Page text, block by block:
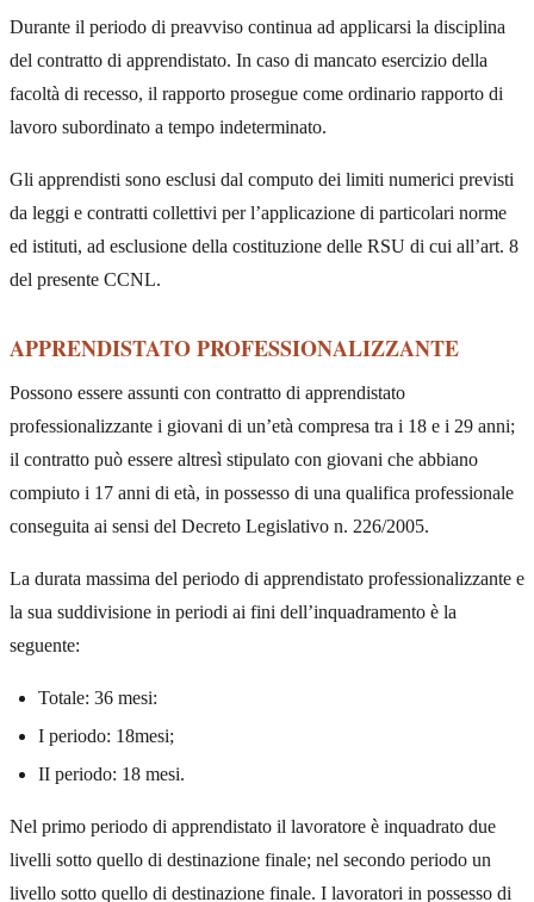
Durante il periodo di preavviso continua ad applicarsi la disciplina
del contratto di apprendistato. In caso di mancato esercizio della
facoltà di recesso, il rapporto prosegue come ordinario rapporto di
lavoro subordinato a tempo indeterminato.
Gli apprendisti sono esclusi dal computo dei limiti numerici previsti
da leggi e contratti collettivi per l’applicazione di particolari norme
ed istituti, ad esclusione della costituzione delle RSU di cui all’art. 8
del presente CCNL.
APPRENDISTATO PROFESSIONALIZZANTE
Possono essere assunti con contratto di apprendistato
professionalizzante i giovani di un’età compresa tra i 18 e i 29 anni;
il contratto può essere altresì stipulato con giovani che abbiano
compiuto i 17 anni di età, in possesso di una qualifica professionale
conseguita ai sensi del Decreto Legislativo n. 226/2005.
La durata massima del periodo di apprendistato professionalizzante e
la sua suddivisione in periodi ai fini dell’inquadramento è la
seguente:
Totale: 36 mesi:
I periodo: 18mesi;
II periodo: 18 mesi.
Nel primo periodo di apprendistato il lavoratore è inquadrato due
livelli sotto quello di destinazione finale; nel secondo periodo un
livello sotto quello di destinazione finale. I lavoratori in possesso di